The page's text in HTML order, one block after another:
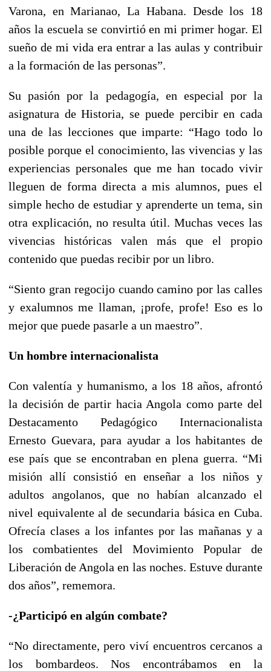
Varona, en Marianao, La Habana. Desde los 18
años la escuela se convirtió en mi primer hogar. El
sueño de mi vida era entrar a las aulas y contribuir
a la formación de las personas”.
Su pasión por la pedagogía, en especial por la
asignatura de Historia, se puede percibir en cada
una de las lecciones que imparte: “Hago todo lo
posible porque el conocimiento, las vivencias y las
experiencias personales que me han tocado vivir
lleguen de forma directa a mis alumnos, pues el
simple hecho de estudiar y aprenderte un tema, sin
otra explicación, no resulta útil. Muchas veces las
vivencias históricas valen más que el propio
contenido que puedas recibir por un libro.
“Siento gran regocijo cuando camino por las calles
y exalumnos me llaman, ¡profe, profe! Eso es lo
mejor que puede pasarle a un maestro”.
Un hombre internacionalista
Con valentía y humanismo, a los 18 años, afrontó
la decisión de partir hacia Angola como parte del
Destacamento Pedagógico Internacionalista
Ernesto Guevara, para ayudar a los habitantes de
ese país que se encontraban en plena guerra. “Mi
misión allí consistió en enseñar a los niños y
adultos angolanos, que no habían alcanzado el
nivel equivalente al de secundaria básica en Cuba.
Ofrecía clases a los infantes por las mañanas y a
los combatientes del Movimiento Popular de
Liberación de Angola en las noches. Estuve durante
dos años”, rememora.
-¿Participó en algún combate?
“No directamente, pero viví encuentros cercanos a
los bombardeos. Nos encontrábamos en la